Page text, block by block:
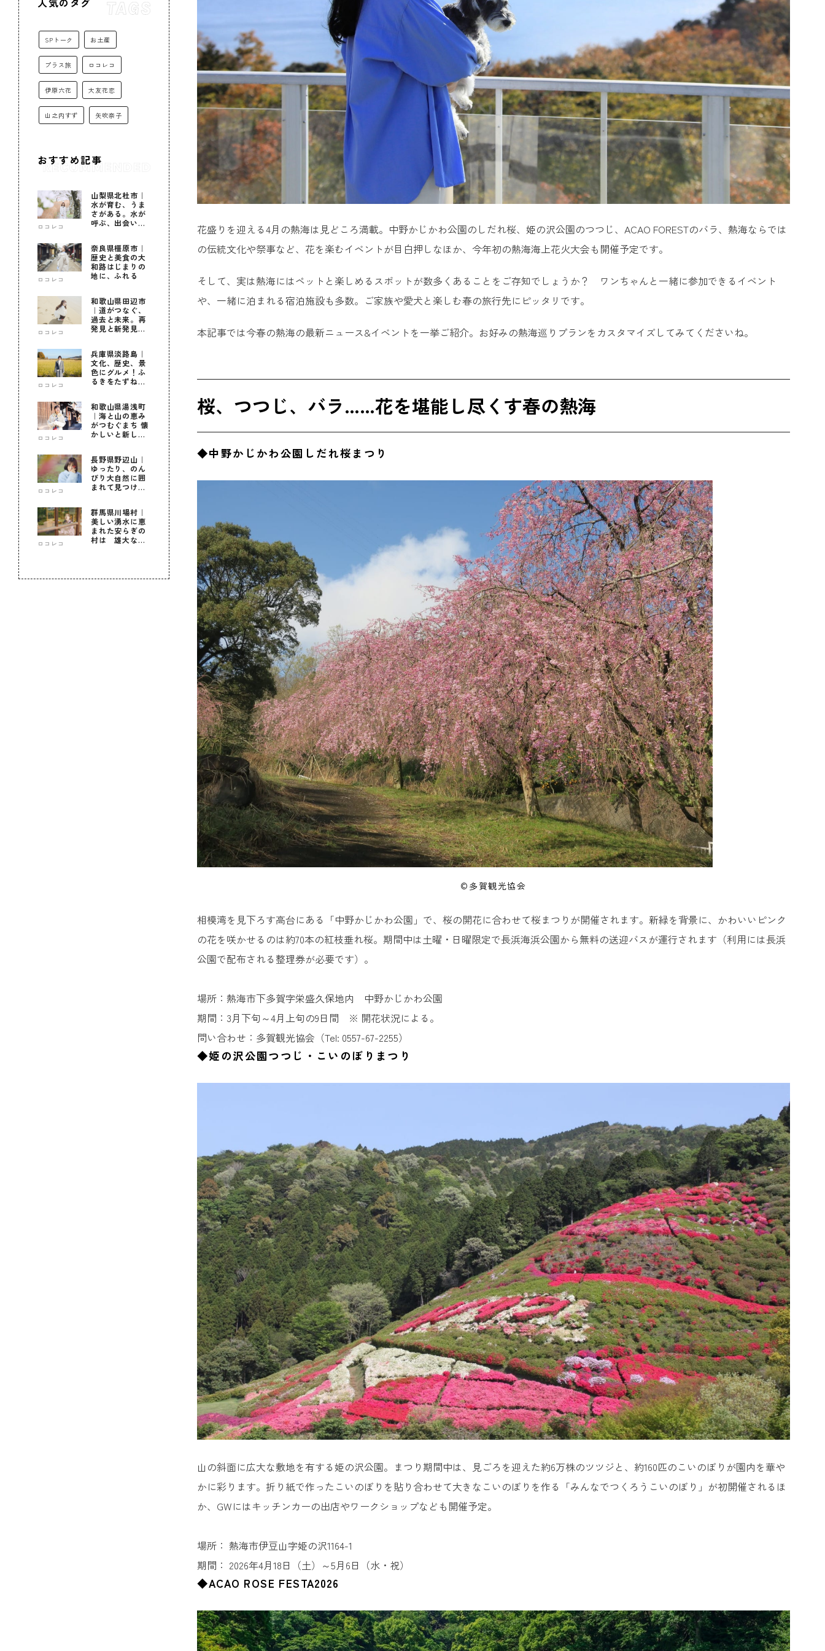
SPトーク お土産
プラス旅 ロコレコ
伊原六花 大友花恋
山之内すず 矢吹奈子
おすすめ記事
ロコレコ
山梨県北杜市｜
水が育む、うま
さがある。水が
呼ぶ、出会いが
ロコレコ
奈良県橿原市｜
歴史と美食の大
和路はじまりの
地に、ふれる
ロコレコ
和歌山県田辺市
｜道がつなぐ、
過去と未来。再
発見と新発見の
ロコレコ
兵庫県淡路島｜
文化、歴史、景
色にグルメ！ふ
るきをたずねて
ロコレコ
和歌山県湯浅町
｜海と山の恵み
がつむぐまち 懐
かしいと新しい
ロコレコ
長野県野辺山｜
ゆったり、のん
びり大自然に囲
まれて見つけ
ロコレコ
群馬県川場村｜
美しい湧水に恵
まれた安らぎの
村は 雄大な自
花盛りを迎える4月の熱海は見どころ満載。中野かじかわ公園のしだれ桜、姫の沢公園のつつじ、ACAO FORESTのバラ、熱海ならでは
の伝統文化や祭事など、花を楽むイベントが目白押しなほか、今年初の熱海海上花火大会も開催予定です。
そして、実は熱海にはペットと楽しめるスポットが数多くあることをご存知でしょうか？ ワンちゃんと一緒に参加できるイベント
や、一緒に泊まれる宿泊施設も多数。ご家族や愛犬と楽しむ春の旅行先にピッタリです。
本記事では今春の熱海の最新ニュース&イベントを一挙ご紹介。お好みの熱海巡りプランをカスタマイズしてみてくださいね。
桜、つつじ、バラ……花を堪能し尽くす春の熱海
◆中野かじかわ公園しだれ桜まつり
©多賀観光協会
相模湾を見下ろす高台にある「中野かじかわ公園」で、桜の開花に合わせて桜まつりが開催されます。新緑を背景に、かわいいピンク
の花を咲かせるのは約70本の紅枝垂れ桜。期間中は土曜・日曜限定で長浜海浜公園から無料の送迎バスが運行されます（利用には長浜
公園で配布される整理券が必要です）。
場所：熱海市下多賀字栄盛久保地内 中野かじかわ公園
期間：3月下旬～4月上旬の9日間 ※ 開花状況による。
問い合わせ：多賀観光協会（Tel: 0557-67-2255）
◆姫の沢公園つつじ・こいのぼりまつり
山の斜面に広大な敷地を有する姫の沢公園。まつり期間中は、見ごろを迎えた約6万株のツツジと、約160匹のこいのぼりが園内を華や
かに彩ります。折り紙で作ったこいのぼりを貼り合わせて大きなこいのぼりを作る「みんなでつくろうこいのぼり」が初開催されるほ
か、GWにはキッチンカーの出店やワークショップなども開催予定。
場所： 熱海市伊豆山字姫の沢1164-1
期間： 2026年4月18日（土）～5月6日（水・祝）
◆ACAO ROSE FESTA2026